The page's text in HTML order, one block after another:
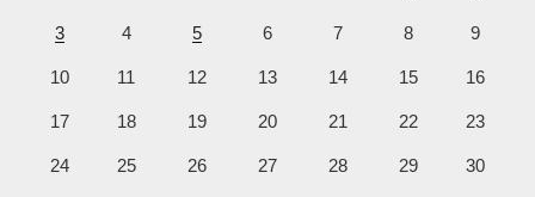
3 4 5 6 7 8 9
10 11 12 13 14 15 16
17 18 19 20 21 22 23
24 25 26 27 28 29 30